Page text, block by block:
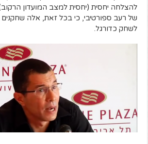
להצלחה יחסית (יחסית למצב המועדון הרקוב)
של רעב ספורטיבי, כי בכל זאת, אלה
לשחק כדורגל.